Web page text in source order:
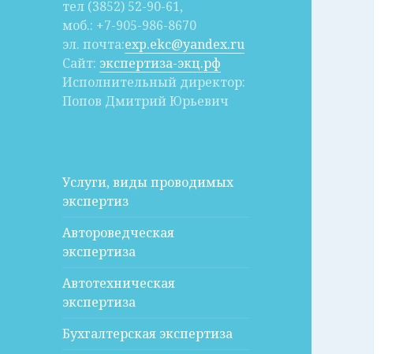
тел (3852) 52-90-61,
моб.: +7-905-986-8670
эл. почта:exp.ekc@yandex.ru
Сайт: экспертиза-экц.рф
Исполнительный директор:
Попов Дмитрий Юрьевич
Услуги, виды проводимых
экспертиз
Автороведческая
экспертиза
Автотехническая
экспертиза
Бухгалтерская экспертиза